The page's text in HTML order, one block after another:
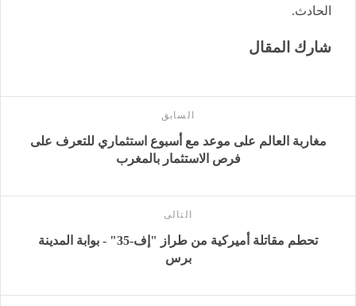
الحادث.
شارك المقال
السابق
مغاربة العالم على موعد مع أسبوع استثماري للتعرف على
فرص الاستثمار بالمغرب
التالى
تحطم مقاتلة أميركية من طراز "إف-35" - بوابة المدينة
برس